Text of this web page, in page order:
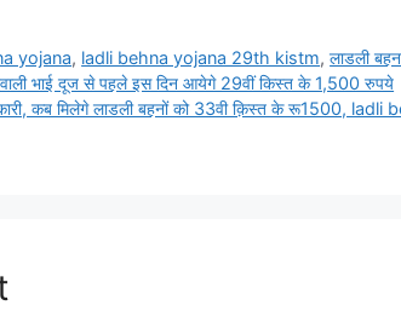
yojana, ladli behna yojana 29th kistm,लाडली
भाई दूज से पहले इस दिन आयेगे 29वीं किस्त के 1,500 रुपये
कब मिलेगे लाडली बहनों को 33वी क़िस्त के रू1500,